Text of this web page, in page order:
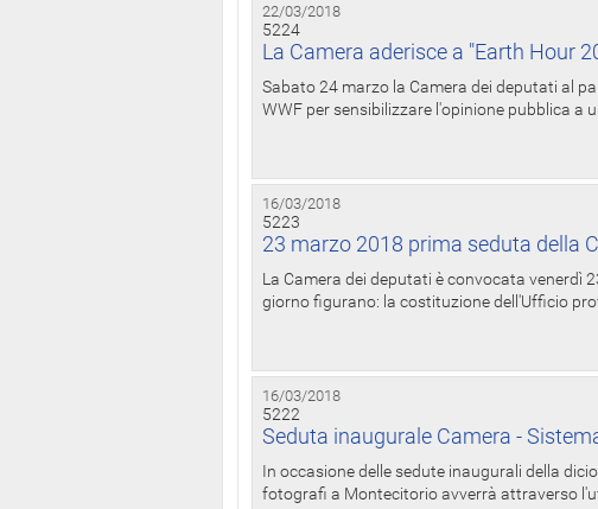
22/03/2018
5224
La Camera aderisce a "Earth Hour
Sabato 24 marzo la Camera dei deputati al
WWF per sensibilizzare l'opinione pubblica a
16/03/2018
5223
23 marzo 2018 prima seduta della
La Camera dei deputati è convocata venerdì
giorno figurano: la costituzione dell'Ufficio
16/03/2018
5222
Seduta inaugurale Camera -
In occasione delle sedute inaugurali della
fotografi a Montecitorio avverrà attraverso